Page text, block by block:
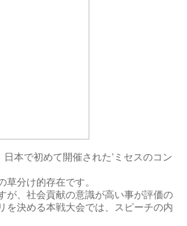
日本で初めて開催された’ミセスのコン
草分け的存在です。
が、社会貢献の意識が高い事が評価の
を決める本戦大会では、スピーチの内